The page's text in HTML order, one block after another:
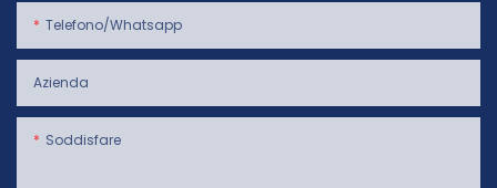
Telefono/whatsapp
Azienda
Soddisfare